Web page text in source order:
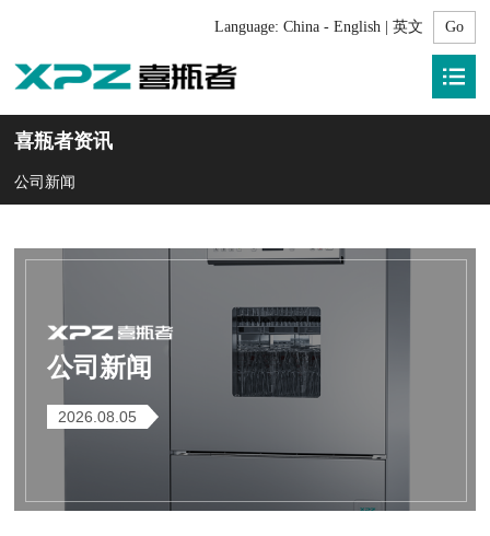
Language: China - English | 英文
喜瓶者资讯
公司新闻
公司新闻
2026.08.05